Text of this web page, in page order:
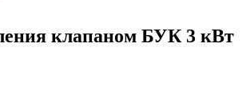
клапаном БУК 3 кВт